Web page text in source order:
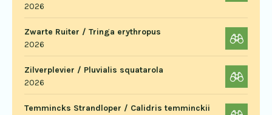
2026
Zwarte Ruiter / Tringa erythropus
2026
Zilverplevier / Pluvialis squatarola
2026
Temmincks Strandloper / Calidris temminckii